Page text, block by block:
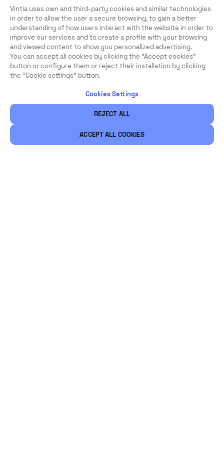
Vintia uses own and third-party cookies and similar technologies
in order to allow the user a secure browsing, to gain a better
understanding of how users interact with the website in order to
improve our services and to create a profile with your browsing
and viewed content to show you personalized advertising.
You can accept all cookies by clicking the "Accept cookies"
button or configure them or reject their installation by clicking
the “Cookie settings” button.
Cookies Settings
REJECT ALL
ACCEPT ALL COOKIES